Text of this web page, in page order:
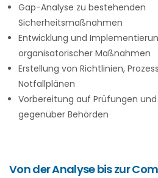
Gap-Analyse zu bestehenden
Sicherheitsmaßnahmen
Entwicklung und
organisatorischer Maßnahmen
Erstellung von Richtlinien,
Notfallplänen
Vorbereitung auf Prüfungen und
gegenüber Behörden
Von der Analyse bis zur